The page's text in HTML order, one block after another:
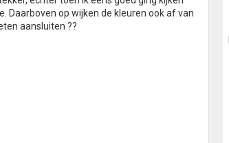
Daarboven op wijken de kleuren ook af van
aansluiten ??